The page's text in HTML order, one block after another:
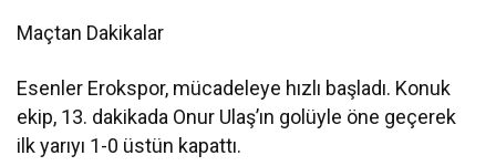
Maçtan Dakikalar
Esenler Erokspor, mücadeleye hızlı başladı. Konuk
ekip, 13. dakikada Onur Ulaş’ın golüyle öne geçerek
ilk yarıyı 1-0 üstün kapattı.